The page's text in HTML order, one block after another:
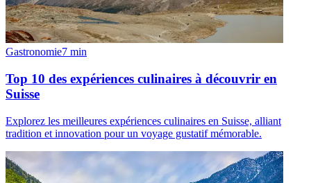
Gastronomie7 min
Top 10 des expériences culinaires à découvrir en
Suisse
Explorez les meilleures expériences culinaires en Suisse, alliant
tradition et innovation pour un voyage gustatif mémorable.